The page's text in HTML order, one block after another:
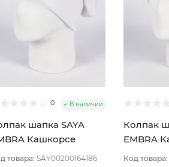
0 В наличии
шапка SAYA
Кашкорсе
цвет Белый
товара: SAY00200164186
Колпак
EMBRA
стразы
Код товара: